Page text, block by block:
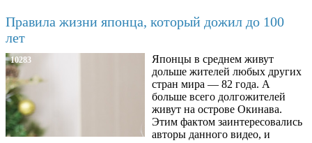
Правила жизни японца, который дожил до 100
лет
10283
Японцы в среднем живут
дольше жителей любых других
стран мира — 82 года. А
больше всего долгожителей
живут на острове Окинава.
Этим фактом заинтересовались
авторы данного видео, и